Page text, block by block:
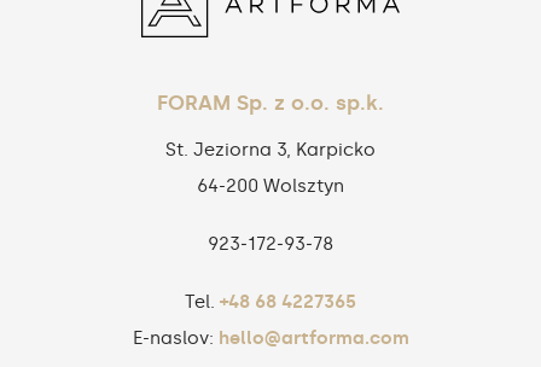
FORAM Sp. z o.o. sp.k.
St. Jeziorna 3, Karpicko
64-200 Wolsztyn
923‑172‑93‑78
Tel. +48 68 4227365
E-naslov: hello@artforma.com